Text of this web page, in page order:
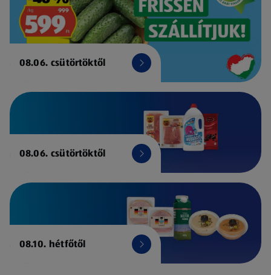
08.06. csütörtöktől
08.06. csütörtöktől
08.10. hétfőtől